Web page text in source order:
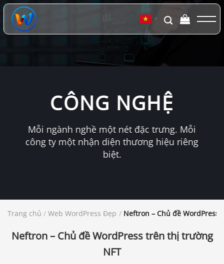
Chuyển
đến
dung
▼
CÔNG NGHỆ
Mỗi ngành nghề một nét đặc trưng. Mỗi
công ty một nhận diện thương hiệu riêng
biệt.
Trang chủ / Web WordPress Đẹp / Neftron – Chủ đề WordPress
Neftron – Chủ đề WordPress trên thị trường
NFT